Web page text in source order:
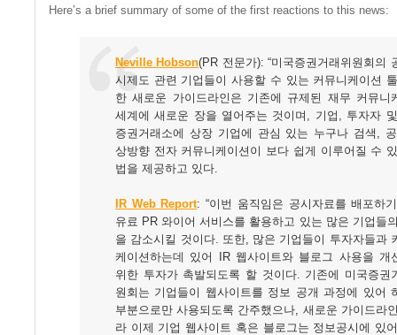
Here’s a brief summary of some of the first reactions to this news:
Neville Hobson(PR 전문가): “미국증권거래위원회의
시제도 관련 기업들이 사용할 수 있는 커뮤니케이션
한 새로운 가이드라인은 기존에 규제된 재무 커뮤니
세계에 새로운 장을 열어주는 것이며, 기업, 투자자
증권거래소에 상장 기업에 관심 있는 누구나 검색,
상방향 전자 커뮤니케이션이 보다 쉽게 이루어질 수
법을 제공하고 있다.
IR Web Report: “이번 움직임은 공시자료를 배포하
유료 PR 와이어 서비스를 활용하고 있는 많은 기업들
을 감소시킬 것이다. 또한, 많은 기업들이 투자자들과
케이션하는데 있어 IR 웹사이트와 블로그 사용을 개
위한 투자가 촉발되도록 할 것이다. 기존에 미국증권
원회는 기업들이 웹사이트를 정보 공개 과정에 있어
부분으로만 사용되도록 간주했으나, 새로운 가이드라
라 이제 기업 웹사이트 혹은 블로그는 정보공시에 있